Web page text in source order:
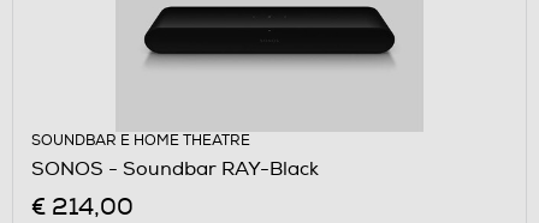
SOUNDBAR E HOME THEATRE
SONOS - Soundbar RAY-Black
€ 214,00